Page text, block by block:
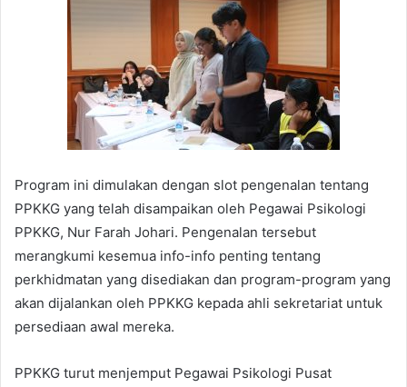
Program ini dimulakan dengan slot pengenalan tentang
PPKKG yang telah disampaikan oleh Pegawai Psikologi
PPKKG, Nur Farah Johari. Pengenalan tersebut
merangkumi kesemua info-info penting tentang
perkhidmatan yang disediakan dan program-program yang
akan dijalankan oleh PPKKG kepada ahli sekretariat untuk
persediaan awal mereka.
PPKKG turut menjemput Pegawai Psikologi Pusat